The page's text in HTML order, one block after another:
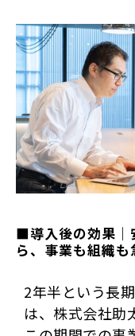
■導入後の効果｜
ら、事業も組織
2年半という長
は、株式会社助